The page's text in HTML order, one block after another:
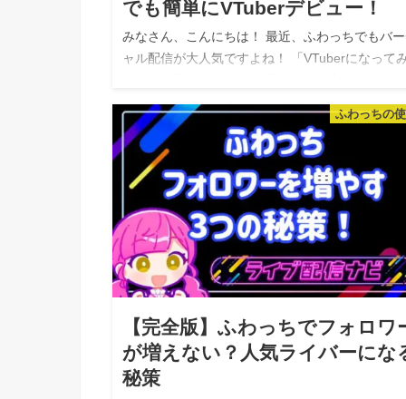
でも簡単にVTuberデビュー！
みなさん、こんにちは！ 最近、ふわっちでもバ
ャル配信が大人気ですよね！ 「VTuberになって
ないでしょうか？ 実は、ふわっちの「かんたん
チャル配信…
ふわっちの
【完全版】ふわっちでフォロワ
が増えない？人気ライバーにな
秘策